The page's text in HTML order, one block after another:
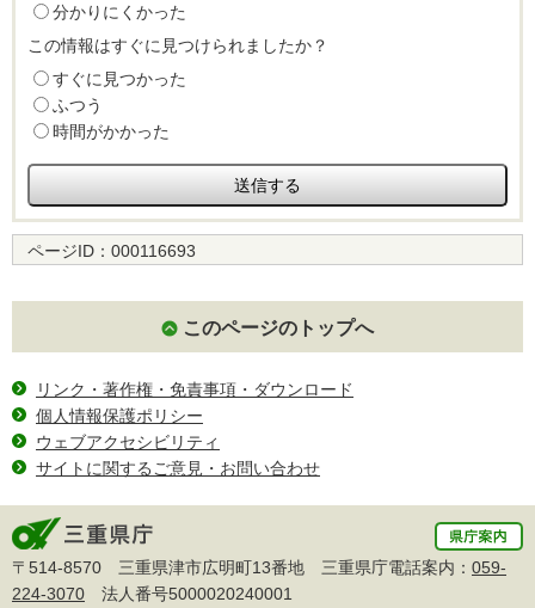
分かりにくかった
この情報はすぐに見つけられましたか？
すぐに見つかった
ふつう
時間がかかった
ページID： 000116693
このページのトップへ
リンク・著作権・免責事項・ダウンロード
個人情報保護ポリシー
ウェブアクセシビリティ
サイトに関するご意見・お問い合わせ
〒514-8570 三重県津市広明町13番地 三重県庁電話案内： 059-
224-3070 法人番号5000020240001